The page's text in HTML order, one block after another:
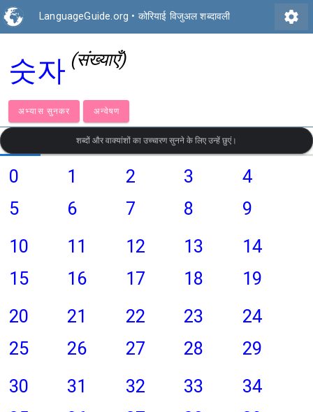
LanguageGuide.org • कोरियाई विजुअल शब्दावली settings
숫자 (संख्याएँ)
अभ्यास सुनकर अन्वेषण
शब्दों और वाक्यांशों का उच्चारण सुनने के लिए उन्हें छुएं।
0 1 2 3
4
5
6 7 8
9
10
11 12 13
14
15
16 17 18
19
20
21 22 23
24
25
26 27 28
29
30
31 32 33
34